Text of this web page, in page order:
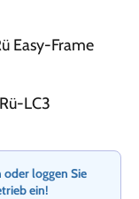
Easy-Frame
LC3
loggen Sie
ein!